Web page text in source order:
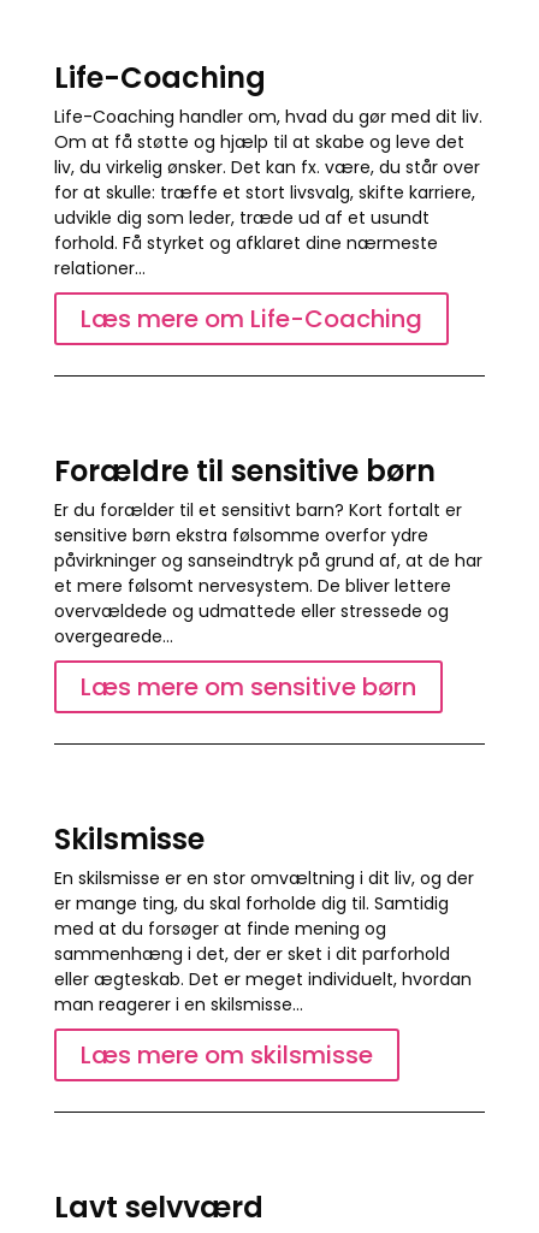
Life-Coaching
Life-Coaching handler om, hvad du gør med dit liv.
Om at få støtte og hjælp til at skabe og leve det
liv, du virkelig ønsker. Det kan fx. være, du står over
for at skulle: træffe et stort livsvalg, skifte karriere,
udvikle dig som leder, træde ud af et usundt
forhold. Få styrket og afklaret dine nærmeste
relationer…
Læs mere om Life-Coaching
Forældre til sensitive børn
Er du forælder til et sensitivt barn? Kort fortalt er
sensitive børn ekstra følsomme overfor ydre
påvirkninger og sanseindtryk på grund af, at de har
et mere følsomt nervesystem. De bliver lettere
overvældede og udmattede eller stressede og
overgearede…
Læs mere om sensitive børn
Skilsmisse
En skilsmisse er en stor omvæltning i dit liv, og der
er mange ting, du skal forholde dig til. Samtidig
med at du forsøger at finde mening og
sammenhæng i det, der er sket i dit parforhold
eller ægteskab. Det er meget individuelt, hvordan
man reagerer i en skilsmisse…
Læs mere om skilsmisse
Lavt selvværd